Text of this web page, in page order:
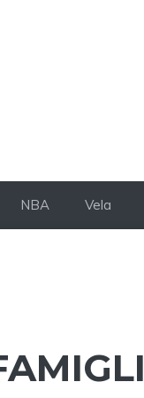
NBA Vela